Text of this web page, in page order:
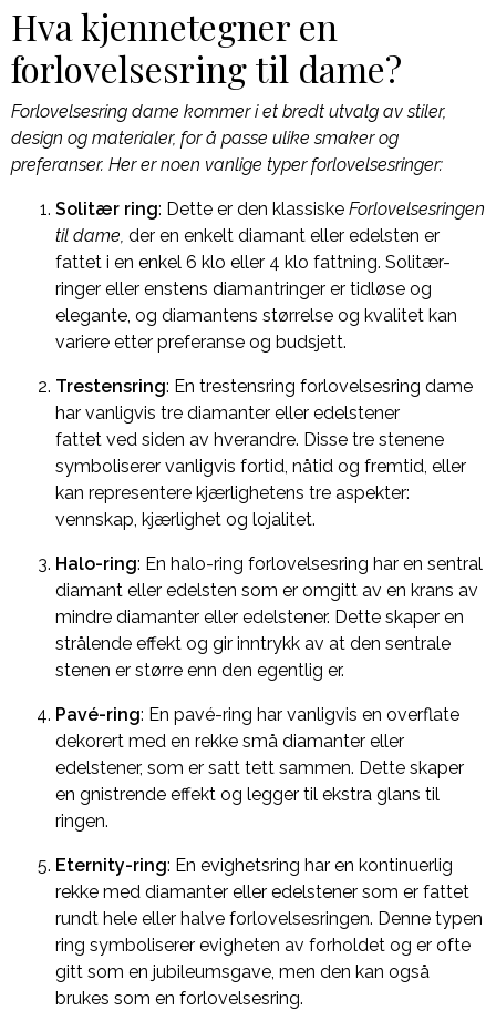
Hva kjennetegner en
forlovelsesring til dame?
Forlovelsesring dame kommer i et bredt utvalg av stiler,
design og materialer, for å passe ulike smaker og
preferanser. Her er noen vanlige typer forlovelsesringer:
Solitær ring: Dette er den klassiske Forlovelsesringen
til dame, der en enkelt diamant eller edelsten er
fattet i en enkel 6 klo eller 4 klo fattning. Solitær-
ringer eller enstens diamantringer er tidløse og
elegante, og diamantens størrelse og kvalitet kan
variere etter preferanse og budsjett.
Trestensring: En trestensring forlovelsesring dame
har vanligvis tre diamanter eller edelstener
fattet ved siden av hverandre. Disse tre stenene
symboliserer vanligvis fortid, nåtid og fremtid, eller
kan representere kjærlighetens tre aspekter:
vennskap, kjærlighet og lojalitet.
Halo-ring: En halo-ring forlovelsesring har en sentral
diamant eller edelsten som er omgitt av en krans av
mindre diamanter eller edelstener. Dette skaper en
strålende effekt og gir inntrykk av at den sentrale
stenen er større enn den egentlig er.
Pavé-ring: En pavé-ring har vanligvis en overflate
dekorert med en rekke små diamanter eller
edelstener, som er satt tett sammen. Dette skaper
en gnistrende effekt og legger til ekstra glans til
ringen.
Eternity-ring: En evighetsring har en kontinuerlig
rekke med diamanter eller edelstener som er fattet
rundt hele eller halve forlovelsesringen. Denne typen
ring symboliserer evigheten av forholdet og er ofte
gitt som en jubileumsgave, men den kan også
brukes som en forlovelsesring.